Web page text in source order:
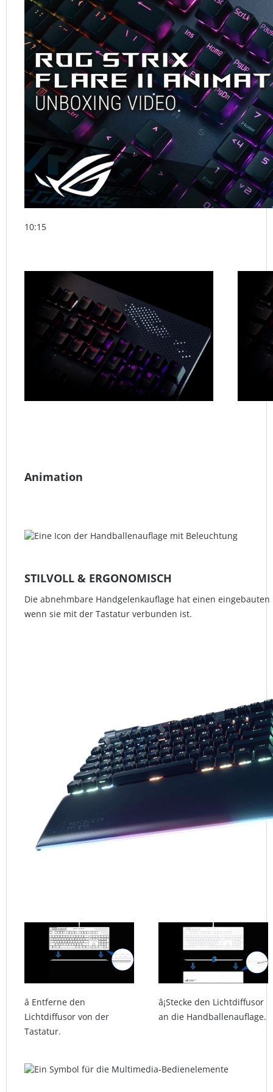
10:15
Animation
STILVOLL & ERGONOMISCH
Die abnehmbare Handgelenkauflage hat einen
wenn sie mit der Tastatur verbunden ist.
â Entferne den
Lichtdiffusor von der
Tastatur.
â¡Stecke den Lichtdiffusor
an die Handballenauflage.